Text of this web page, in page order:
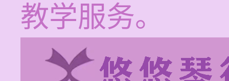
教学服务。